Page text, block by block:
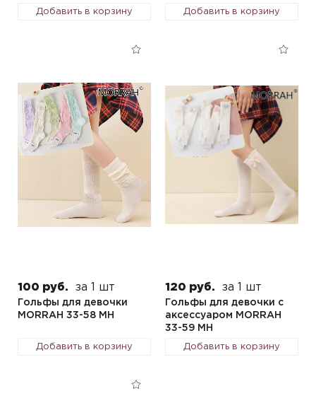
Добавить в корзину Добавить в корзину
100 руб. за 1 шт
Гольфы для девочки
MORRAH 33-58 MH
Добавить в корзину
120 руб. за 1 шт
Гольфы для девочки с
аксессуаром MORRAH
33-59 MH
Добавить в корзину